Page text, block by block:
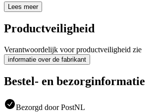
Lees meer
Productveiligheid
Verantwoordelijk voor productveiligheid zie
informatie over de fabrikant
Bestel- en bezorginformatie
Bezorgd door PostNL